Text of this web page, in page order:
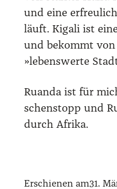
und eine
läuft. Kiga­li ist
und bekommt
»lebens­wer­te
Ruan­da ist für
schen­stopp und
durch Afri­ka.
Erschienen am31.